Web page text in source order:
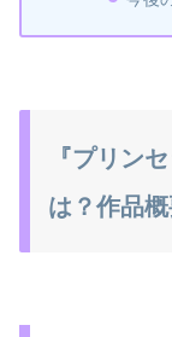
『プリン
は？作品